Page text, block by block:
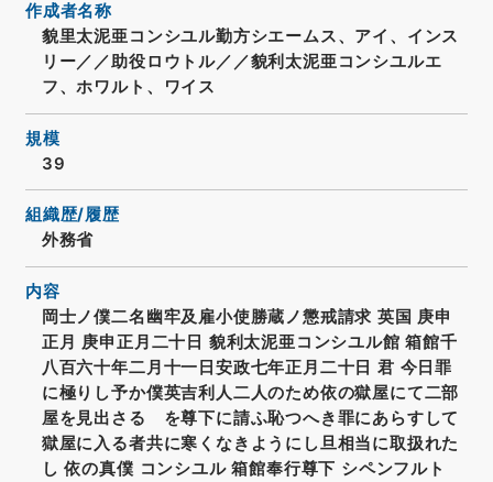
作成者名称
貌里太泥亜コンシユル勤方シエームス、アイ、インス
リー／／助役ロウトル／／貌利太泥亜コンシユルエ
フ、ホワルト、ワイス
規模
39
組織歴/履歴
外務省
内容
岡士ノ僕二名幽牢及雇小使勝蔵ノ懲戒請求 英国 庚申
正月 庚申正月二十日 貌利太泥亜コンシユル館 箱館千
八百六十年二月十一日安政七年正月二十日 君 今日罪
に極りし予か僕英吉利人二人のため依の獄屋にて二部
屋を見出さるゝを尊下に請ふ恥つへき罪にあらすして
獄屋に入る者共に寒くなきようにし旦相当に取扱れた
し 依の真僕 コンシユル 箱館奉行尊下 シペンフルト